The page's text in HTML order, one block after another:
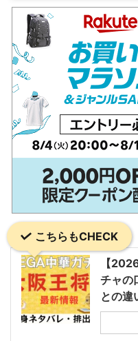
こちらもCHECK
【
チャの
との違